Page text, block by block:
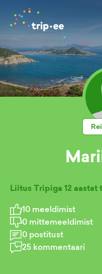
Liitus Tripiga 12 aastat
10 meeldimist
0 mittemeeldimist
0 postitust
25 kommentaari